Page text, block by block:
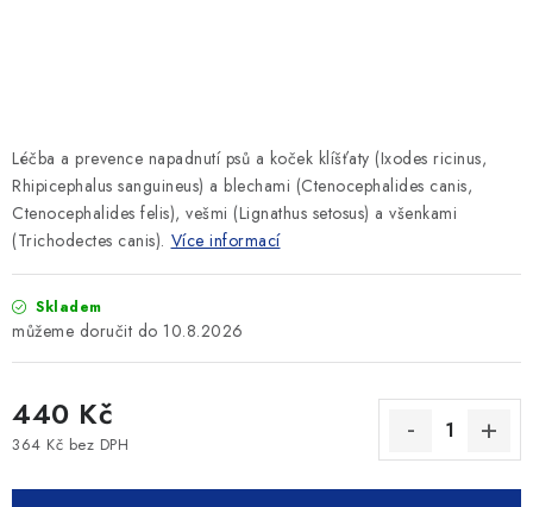
Léčba a prevence napadnutí psů a koček klíšťaty (Ixodes ricinus,
Rhipicephalus sanguineus) a blechami (Ctenocephalides canis,
Ctenocephalides felis), vešmi (Lignathus setosus) a všenkami
(Trichodectes canis). Více informací
Skladem
10.8.2026
440 Kč
364 Kč bez DPH